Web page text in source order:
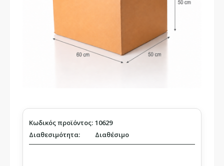
Κωδικός προϊόντος: 10629
Διαθεσιμότητα:
Διαθέσιμο